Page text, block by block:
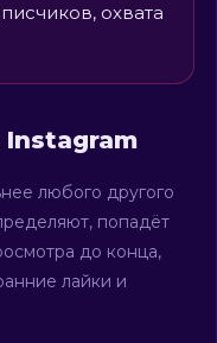
охвата
Instagram
любого другого
попадёт
до конца,
лайки и